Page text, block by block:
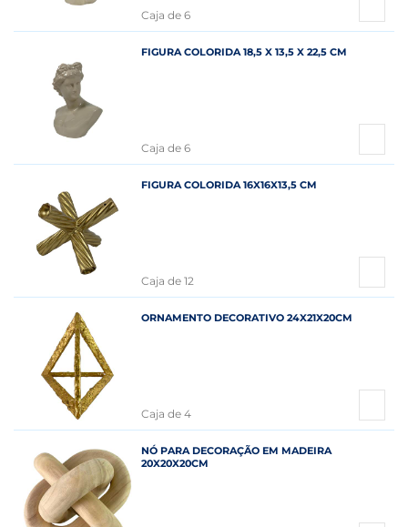
Caja de 6
FIGURA COLORIDA 18,5 X 13,5 X 22,5 CM
Caja de 6
FIGURA COLORIDA 16X16X13,5 CM
Caja de 12
ORNAMENTO DECORATIVO 24X21X20CM
Caja de 4
NÓ PARA DECORAÇÃO EM MADEIRA
20X20X20CM